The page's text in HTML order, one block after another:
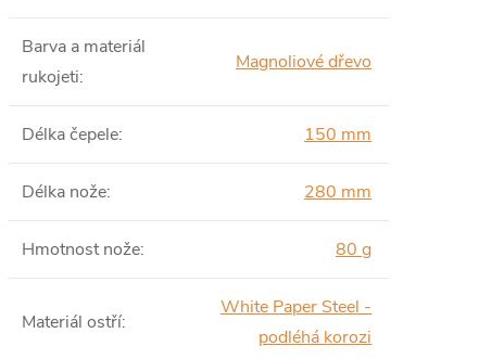
Barva a materiál
rukojeti:
Magnoliové dřevo
Délka čepele: 150 mm
Délka nože: 280 mm
Hmotnost nože: 80 g
Materiál ostří:
White Paper Steel -
podléhá korozi